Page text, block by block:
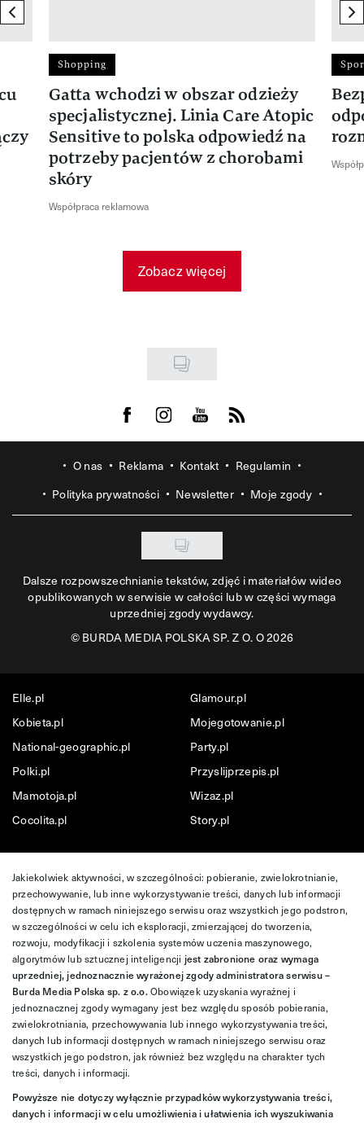
previous element
Shopping
Gatta wchodzi w obszar odzieży
specjalistycznej. Linia Care Atopic
Sensitive to polska odpowiedź na
potrzeby pacjentów z chorobami
skóry
Współpraca reklamowa
Zobacz więcej
Visit us on Facebook
Visit us on Instagram
Visit us on Youtube
Visit us on Rss
O nas Reklama Kontakt
Regulamin
Polityka prywatności
Newsletter Moje zgody
Dalsze rozpowszechnianie tekstów, zdjęć i materiałów wideo
opublikowanych w serwisie w całości lub w części wymaga
uprzedniej zgody wydawcy.
©BURDA MEDIA POLSKA SP. Z O. O 2026
Elle.pl
Glamour.pl
Kobieta.pl
Mojegotowanie.pl
National-geographic.pl
Party.pl
Polki.pl
Przyslijprzepis.pl
Mamotoja.pl
Wizaz.pl
Cocolita.pl
Story.pl
Jakiekolwiek aktywności, w szczególności: pobieranie, zwielokrotnianie,
przechowywanie, lub inne wykorzystywanie treści, danych lub informacji
dostępnych w ramach niniejszego serwisu oraz wszystkich jego podstron,
w szczególności w celu ich eksploracji, zmierzającej do tworzenia,
rozwoju, modyfikacji i szkolenia systemów uczenia maszynowego,
algorytmów lub sztucznej inteligencji jest zabronione oraz wymaga
uprzedniej, jednoznacznie wyrażonej zgody administratora serwisu –
Burda Media Polska sp. z o.o.Obowiązek uzyskania wyraźnej i
jednoznacznej zgody wymagany jest bez względu sposób pobierania,
zwielokrotniania, przechowywania lub innego wykorzystywania treści,
danych lub informacji dostępnych w ramach niniejszego serwisu oraz
wszystkich jego podstron, jak również bez względu na charakter tych
treści, danych i informacji.
Powyższe nie dotyczy wyłącznie przypadków wykorzystywania treści,
danych i informacji w celu umożliwienia i ułatwienia ich wyszukiwania